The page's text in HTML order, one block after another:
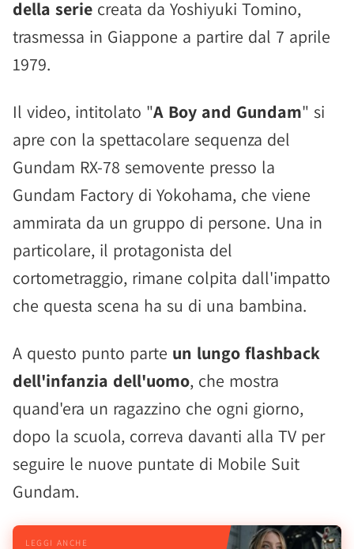
della serie creata da Yoshiyuki Tomino,
trasmessa in Giappone a partire dal 7 aprile
1979.
Il video, intitolato "A Boy and Gundam" si
apre con la spettacolare sequenza del
Gundam RX-78 semovente presso la
Gundam Factory di Yokohama, che viene
ammirata da un gruppo di persone. Una in
particolare, il protagonista del
cortometraggio, rimane colpita dall'impatto
che questa scena ha su di una bambina.
A questo punto parte un lungo flashback
dell'infanzia dell'uomo, che mostra
quand'era un ragazzino che ogni giorno,
dopo la scuola, correva davanti alla TV per
seguire le nuove puntate di Mobile Suit
Gundam.